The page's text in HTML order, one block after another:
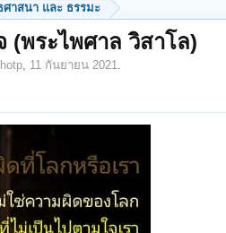
าสนา และ ธรรมะ
(พระไพศาล วิสาโล)
, 11 กันยายน 2021.